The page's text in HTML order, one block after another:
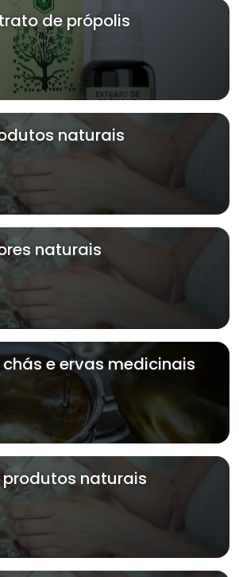
de própolis
naturais
naturais
chás e ervas medicinais
produtos naturais